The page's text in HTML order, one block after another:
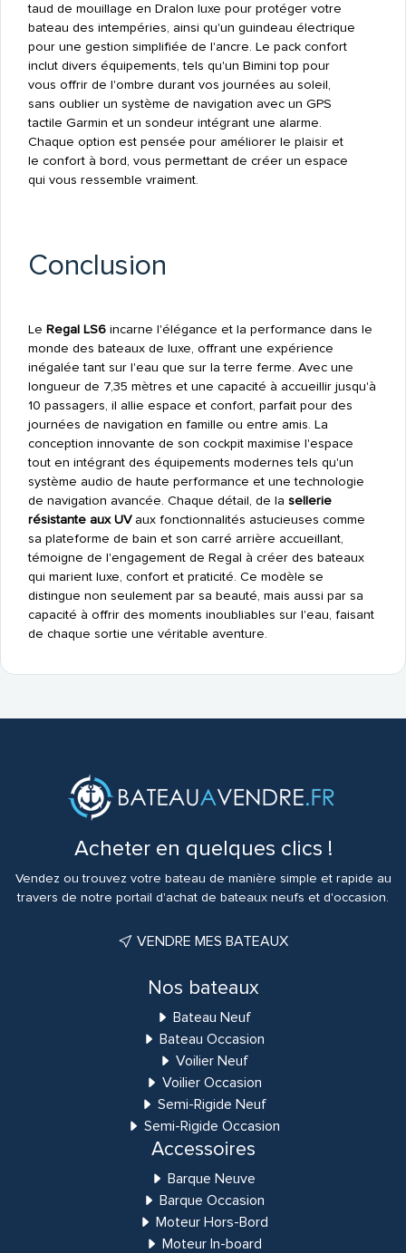
taud de mouillage en Dralon luxe pour protéger votre
bateau des intempéries, ainsi qu'un guindeau électrique
pour une gestion simplifiée de l'ancre. Le pack confort
inclut divers équipements, tels qu'un Bimini top pour
vous offrir de l'ombre durant vos journées au soleil,
sans oublier un système de navigation avec un GPS
tactile Garmin et un sondeur intégrant une alarme.
Chaque option est pensée pour améliorer le plaisir et
le confort à bord, vous permettant de créer un espace
qui vous ressemble vraiment.
Conclusion
Le Regal LS6incarne l'élégance et la performance dans le
monde des bateaux de luxe, offrant une expérience
inégalée tant sur l'eau que sur la terre ferme. Avec une
longueur de 7,35 mètres et une capacité à accueillir jusqu'à
10 passagers, il allie espace et confort, parfait pour des
journées de navigation en famille ou entre amis. La
conception innovante de son cockpit maximise l'espace
tout en intégrant des équipements modernes tels qu'un
système audio de haute performance et une technologie
de navigation avancée. Chaque détail, de la sellerie
résistante aux UVaux fonctionnalités astucieuses comme
sa plateforme de bain et son carré arrière accueillant,
témoigne de l'engagement de Regal à créer des bateaux
qui marient luxe, confort et praticité. Ce modèle se
distingue non seulement par sa beauté, mais aussi par sa
capacité à offrir des moments inoubliables sur l'eau, faisant
de chaque sortie une véritable aventure.
Acheter en quelques clics !
Vendez ou trouvez votre bateau de manière simple et rapide au
travers de notre portail d'achat de bateaux neufs et d'occasion.
VENDRE MES BATEAUX
Nos bateaux
Bateau Neuf
Bateau Occasion
Voilier Neuf
Voilier Occasion
Semi-Rigide Neuf
Semi-Rigide Occasion
Accessoires
Barque Neuve
Barque Occasion
Moteur Hors-Bord
Moteur In-board